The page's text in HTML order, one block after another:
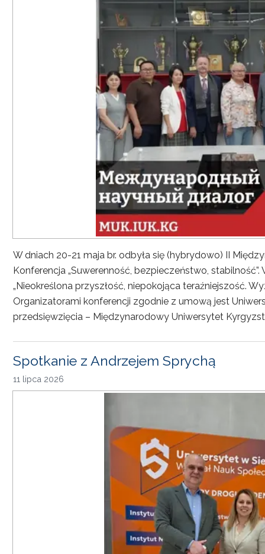
W dniach 20-21 maja br. odbyła się (hybrydowo) II
Konferencja „Suwerenność, bezpieczeństwo,
„Nieokreślona przyszłość, niepokojąca teraźniejszość.
Organizatorami konferencji zgodnie z umową jest
przedsięwzięcia – Międzynarodowy Uniwersytet
Spotkanie z Andrzejem Sprychą
11 lipca 2026